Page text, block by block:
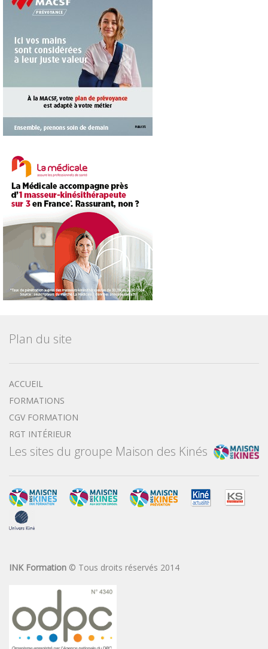
Plan du site
ACCUEIL
FORMATIONS
CGV FORMATION
RGT INTÉRIEUR
Les sites du groupe Maison des Kinés
INK Formation © Tous droits réservés 2014